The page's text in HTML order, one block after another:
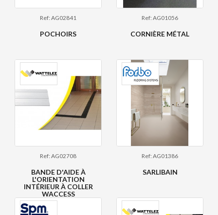
Ref: AG02841
POCHOIRS
Ref: AG01056
CORNIÈRE MÉTAL
Ref: AG02708
BANDE D'AIDE À
L'ORIENTATION
INTÉRIEUR À COLLER
WACCESS
Ref: AG01386
SARLIBAIN